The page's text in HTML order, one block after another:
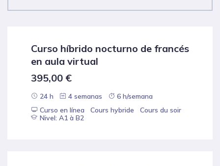
Curso híbrido nocturno de francés
en aula virtual
395,00 €
24 h 4 semanas
6 h/semana
Curso en línea
Cours hybride
Cours du soir
Nivel: A1 à B2